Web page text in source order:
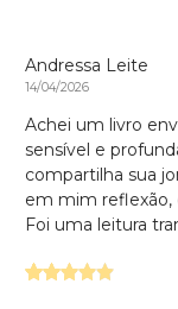
Andressa Leite
14/04/2026
Achei um livro
sensível e
compartilha sua
em mim reflexão,
Foi uma leitura